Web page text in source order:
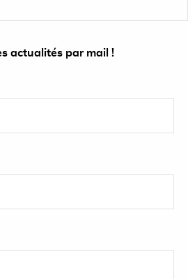
actualités par mail !